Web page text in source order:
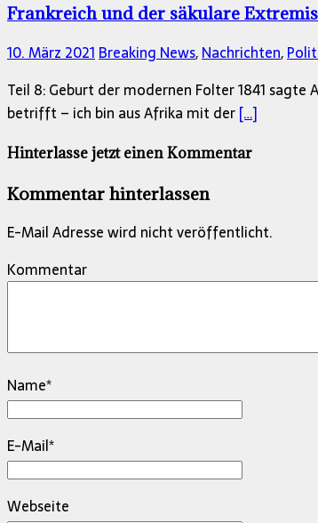
Frankreich und der säkulare
10. März 2021 Breaking News,Nachrichten,
Teil 8: Geburt der modernen Folter 1841 sagte
betrifft – ich bin aus Afrika mit der[…]
Hinterlasse jetzt einen Kommentar
Kommentar hinterlassen
E-Mail Adresse wird nicht veröffentlicht.
Kommentar
Name*
E-Mail*
Webseite